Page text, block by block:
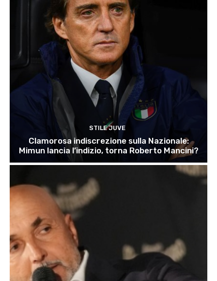
STILE JUVE
Clamorosa indiscrezione sulla Nazionale:
Mimun lancia l’indizio, torna Roberto Mancini?